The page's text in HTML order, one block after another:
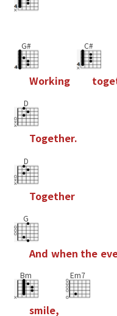
G#
Working
C#
toge
D
Together.
D
Together
G
And when the ev
Bm
smile,
Em7